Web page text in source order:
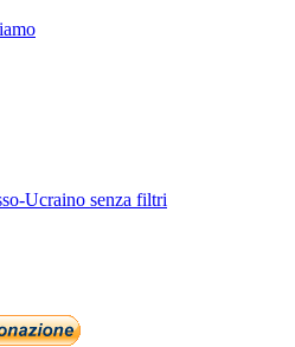
Ucraino senza filtri